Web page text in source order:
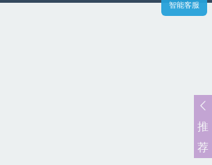
智能客服